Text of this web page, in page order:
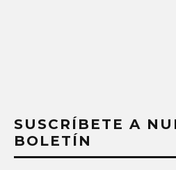
SUSCRÍBETE A
BOLETÍN